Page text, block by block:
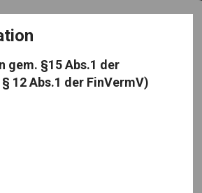
3539 frag@den-knut.de
Mäuselein
gem. §15 Abs.1 der
12 Abs.1 der FinVermV)